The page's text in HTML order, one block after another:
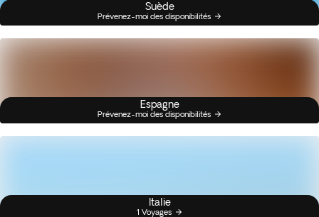
Suède
Prévenez-moi des disponibilités
Espagne
Prévenez-moi des disponibilités
Italie
1 Voyages